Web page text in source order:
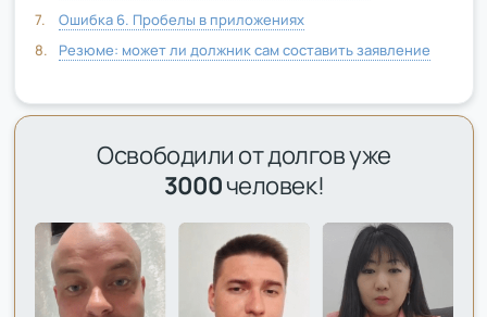
Ошибка 6. Пробелы в приложениях
Резюме: может ли должник сам составить заявление
Освободили от долгов уже
3000человек!